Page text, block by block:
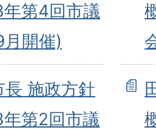
第4回市議
開催)
長 施政方針
第2回市議